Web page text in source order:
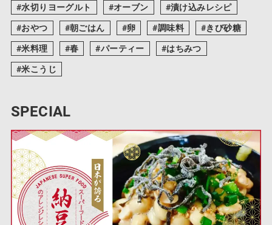
水切りヨーグルト
オーブン
漬け込みレシピ
おやつ
朝ごはん 卵 調味料
きび砂糖
米料理
春 パーティー
はちみつ
米こうじ
SPECIAL